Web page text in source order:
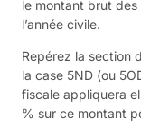
le montant brut
l’année civile.
Repérez la section
la case 5ND (ou
fiscale appliquera
% sur ce montant